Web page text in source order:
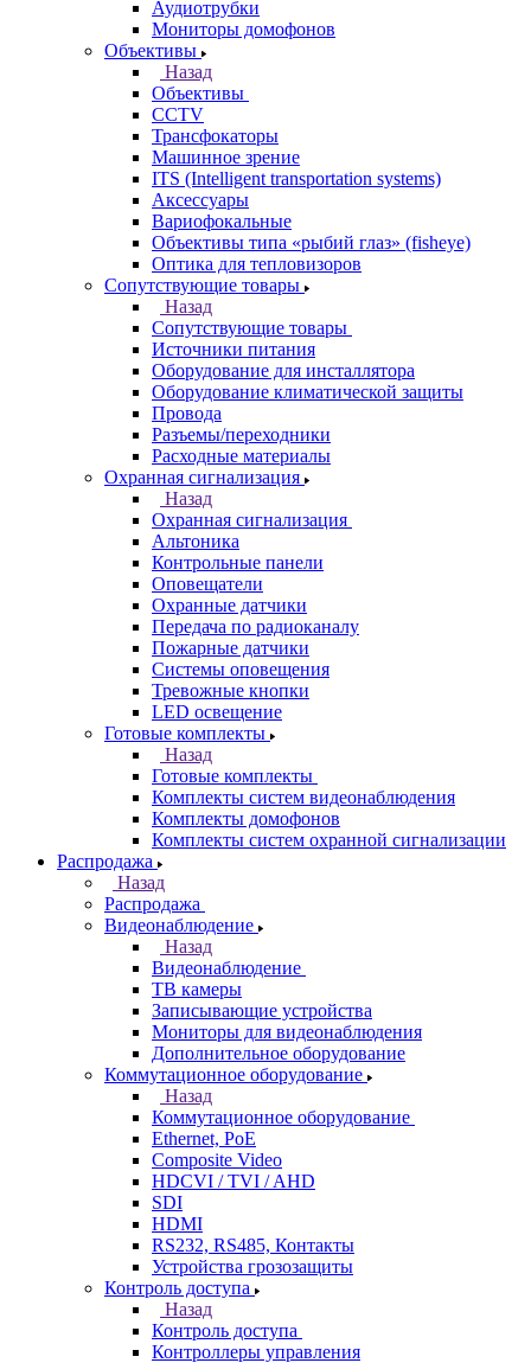
Аудиотрубки
Мониторы домофонов
Объективы
Назад
Объективы
CCTV
Трансфокаторы
Машинное зрение
ITS (Intelligent transportation systems)
Аксессуары
Вариофокальные
Объективы типа «рыбий глаз» (fisheye)
Оптика для тепловизоров
Сопутствующие товары
Назад
Сопутствующие товары
Источники питания
Оборудование для инсталлятора
Оборудование климатической защиты
Провода
Разъемы/переходники
Расходные материалы
Охранная сигнализация
Назад
Охранная сигнализация
Альтоника
Контрольные панели
Оповещатели
Охранные датчики
Передача по радиоканалу
Пожарные датчики
Системы оповещения
Тревожные кнопки
LED освещение
Готовые комплекты
Назад
Готовые комплекты
Комплекты систем видеонаблюдения
Комплекты домофонов
Комплекты систем охранной сигнализации
Распродажа
Назад
Распродажа
Видеонаблюдение
Назад
Видеонаблюдение
ТВ камеры
Записывающие устройства
Мониторы для видеонаблюдения
Дополнительное оборудование
Коммутационное оборудование
Назад
Коммутационное оборудование
Ethernet, PoE
Composite Video
HDCVI / TVI / AHD
SDI
HDMI
RS232, RS485, Контакты
Устройства грозозащиты
Контроль доступа
Назад
Контроль доступа
Контроллеры управления